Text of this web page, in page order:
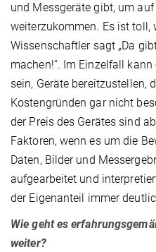
und Messgeräte gibt, um
weiterzukommen. Es ist toll,
Wissenschaftler sagt „Da
machen!“. Im Einzelfall
sein, Geräte bereitzustellen,
Kostengründen gar nicht
der Preis des Gerätes sind
Faktoren, wenn es um die
Daten, Bilder und
aufgearbeitet und
der Eigenanteil immer
Wie geht es
weiter?